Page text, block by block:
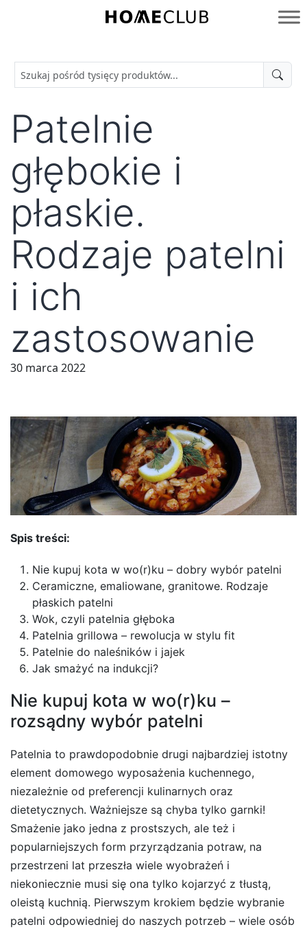
Homeclub
Patelnie
głębokie i
płaskie.
Rodzaje patelni
i ich
zastosowanie
30 marca 2022
Spis treści:
Nie kupuj kota w wo(r)ku – dobry wybór patelni
Ceramiczne, emaliowane, granitowe. Rodzaje
płaskich patelni
Wok, czyli patelnia głęboka
Patelnia grillowa – rewolucja w stylu fit
Patelnie do naleśników i jajek
Jak smażyć na indukcji?
Nie kupuj kota w wo(r)ku –
rozsądny wybór patelni
Patelnia to prawdopodobnie drugi najbardziej istotny
element domowego wyposażenia kuchennego,
niezależnie od preferencji kulinarnych oraz
dietetycznych. Ważniejsze są chyba tylko garnki!
Smażenie jako jedna z prostszych, ale też i
popularniejszych form przyrządzania potraw, na
przestrzeni lat przeszła wiele wyobrażeń i
niekoniecznie musi się ona tylko kojarzyć z tłustą,
oleistą kuchnią. Pierwszym krokiem będzie wybranie
patelni odpowiedniej do naszych potrzeb – wiele osób